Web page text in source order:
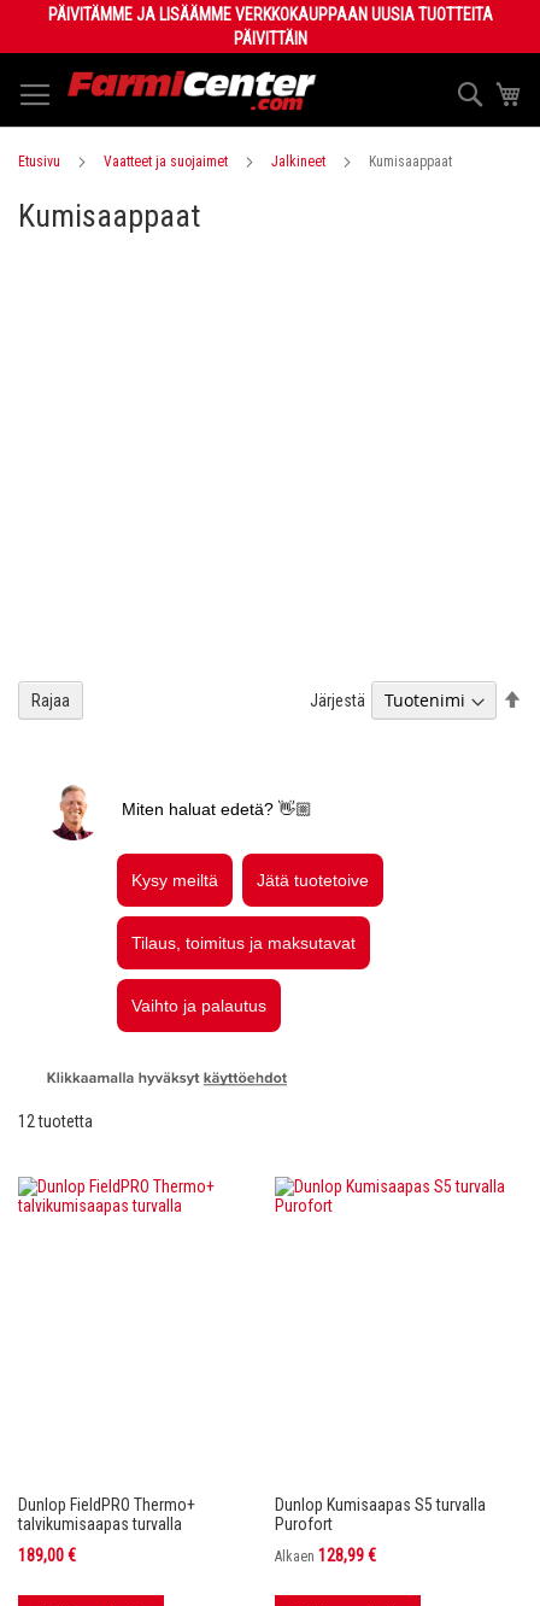
Content
PÄIVITÄMME JA LISÄÄMME VERKKOKAUPPAAN UUSIA TUOTTEITA
PÄIVITTÄIN
Haku
Etusivu Vaatteet ja suojaimet Jalkineet Kumisaappaat
Kumisaappaat
12tuotetta
Järjestä
Dunlop FieldPRO Thermo+
talvikumisaapas turvalla
189,00 €
Dunlop Kumisaapas S5 turvalla
Purofort
Alkaen 128,99 €
Rajaa